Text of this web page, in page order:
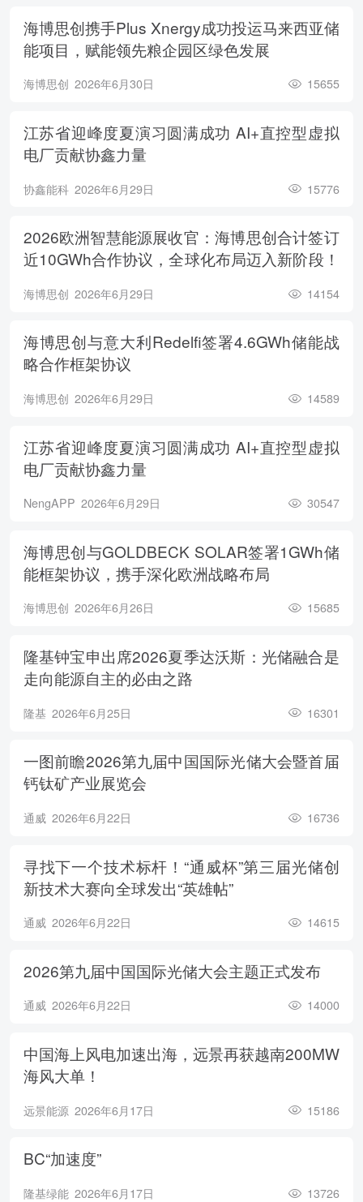
海博思创携手Plus Xnergy成功投运马来西亚储
能项目，赋能领先粮企园区绿色发展
海博思创 2026年6月30日 15655
江苏省迎峰度夏演习圆满成功 AI+直控型虚拟
电厂贡献协鑫力量
协鑫能科 2026年6月29日 15776
2026欧洲智慧能源展收官：海博思创合计签订
近10GWh合作协议，全球化布局迈入新阶段！
海博思创 2026年6月29日 14154
海博思创与意大利Redelfi签署4.6GWh储能战
略合作框架协议
海博思创 2026年6月29日 14589
江苏省迎峰度夏演习圆满成功 AI+直控型虚拟
电厂贡献协鑫力量
NengAPP 2026年6月29日 30547
海博思创与GOLDBECK SOLAR签署1GWh储
能框架协议，携手深化欧洲战略布局
海博思创 2026年6月26日 15685
隆基钟宝申出席2026夏季达沃斯：光储融合是
走向能源自主的必由之路
隆基 2026年6月25日 16301
一图前瞻2026第九届中国国际光储大会暨首届
钙钛矿产业展览会
通威 2026年6月22日 16736
寻找下一个技术标杆！“通威杯”第三届光储创
新技术大赛向全球发出“英雄帖”
通威 2026年6月22日 14615
2026第九届中国国际光储大会主题正式发布
通威 2026年6月22日 14000
中国海上风电加速出海，远景再获越南200MW
海风大单！
远景能源 2026年6月17日 15186
BC“加速度”
隆基绿能 2026年6月17日 13726